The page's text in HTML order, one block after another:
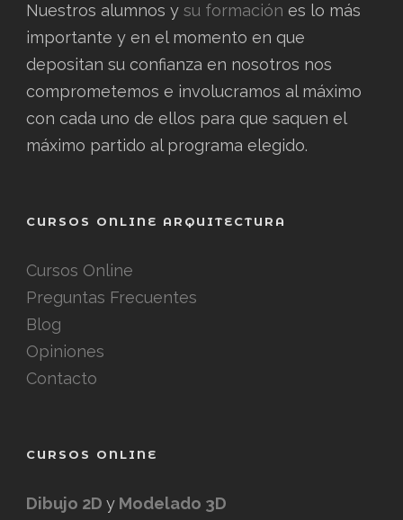
Nuestros alumnos y su formación es lo más
importante y en el momento en que
depositan su confianza en nosotros nos
comprometemos e involucramos al máximo
con cada uno de ellos para que saquen el
máximo partido al programa elegido.
CURSOS ONLINE ARQUITECTURA
Cursos Online
Preguntas Frecuentes
Blog
Opiniones
Contacto
CURSOS ONLINE
Dibujo 2D y Modelado 3D